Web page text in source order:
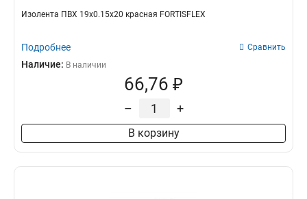
Изолента ПВХ 19х0.15х20 красная FORTISFLEX
Подробнее Сравнить
Наличие: В наличии
66,76 ₽
– +
В корзину